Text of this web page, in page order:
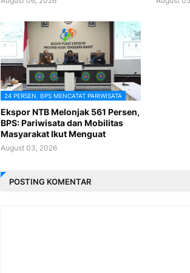
24 PERSEN. BPS MENCATAT PARIWISATA
Ekspor NTB Melonjak 561 Persen,
BPS: Pariwisata dan Mobilitas
Masyarakat Ikut Menguat
August 03, 2026
POSTING KOMENTAR